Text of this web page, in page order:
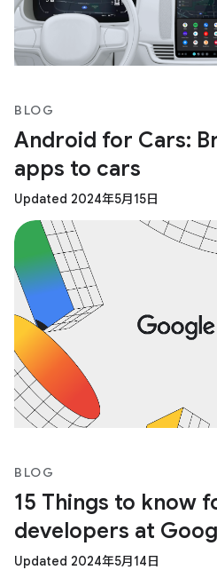
BLOG
Android for Cars:
apps to cars
Updated 2024年5月15日
BLOG
15 Things to know
developers at
Updated 2024年5月14日